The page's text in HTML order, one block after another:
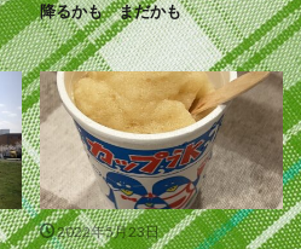
降るかも まだかも
2022年5月23日